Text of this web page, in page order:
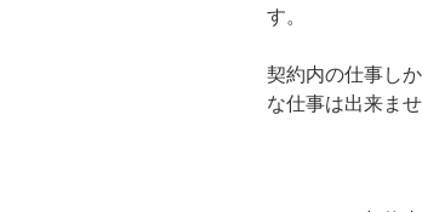
す。
契約内の仕事し
な仕事は出来ませ